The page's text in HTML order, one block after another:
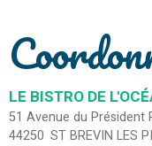
LE BISTRO DE
51 Avenue du Président
44250 ST BREVIN LES